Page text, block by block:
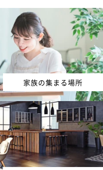
家族の集まる場所